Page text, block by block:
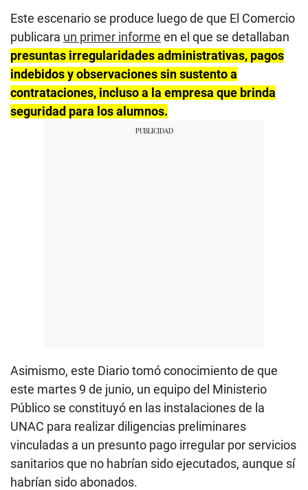
Este escenario se produce luego de que El Comercio
publicara un primer informe en el que se detallaban
presuntas irregularidades administrativas, pagos
indebidos y observaciones sin sustento a
contrataciones, incluso a la empresa que brinda
seguridad para los alumnos.
Asimismo, este Diario tomó conocimiento de que
este martes 9 de junio, un equipo del Ministerio
Público se constituyó en las instalaciones de la
UNAC para realizar diligencias preliminares
vinculadas a un presunto pago irregular por servicios
sanitarios que no habrían sido ejecutados, aunque sí
habrían sido abonados.